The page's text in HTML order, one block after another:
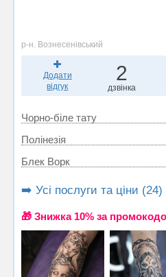
р-н. Вознесенівський
Додати
відгук
2
дзвінка
Чорно-біле тату
Полінезія
Блек Ворк
➡️ Усі послуги та ціни (24)
🎁 Знижка 10% за